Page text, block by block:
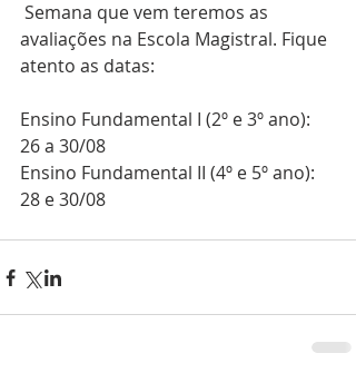
avaliações na Escola Magistral. Fique
atento as datas:
Ensino Fundamental I (2º e 3º ano):
26 a 30/08
Ensino Fundamental II (4º e 5º ano):
28 e 30/08